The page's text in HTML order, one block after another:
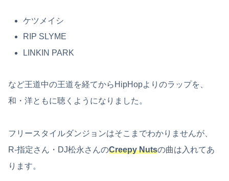
ケツメイシ
RIP SLYME
LINKIN PARK
など王道中の王道を経てからHipHopよりのラップを、
和・洋ともに聴くようになりました。
フリースタイルダンジョンはそこまでわかりませんが、
R-指定さん・DJ松永さんのCreepy Nutsの曲は入れてあ
ります。